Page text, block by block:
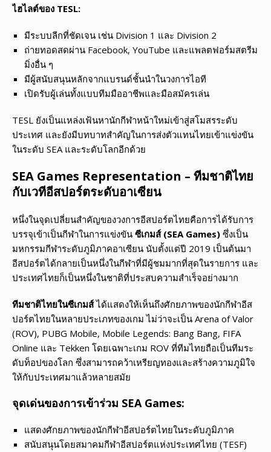
ไฮไลต์ของ TESL:
มีระบบลีกที่ชัดเจน เช่น Division 1 และ Division 2
ถ่ายทอดสดผ่าน Facebook, YouTube และแพลตฟอร์มสตรีม
มิ่งอื่น ๆ
มีผู้สนับสนุนหลักจากแบรนด์ชั้นนำในวงการไอที
เปิดรับผู้เล่นทั้งแบบทีมมืออาชีพและมือสมัครเล่น
TESL ยังเป็นแหล่งเฟ้นหานักกีฬาหน้าใหม่เข้าสู่สโมสรระดับ
ประเทศ และยังมีบทบาทสำคัญในการส่งตัวแทนไทยเข้าแข่งขัน
ในระดับ SEA และระดับโลกอีกด้วย
SEA Games Representation – ทีมชาติไทย
กับเวทีอีสปอร์ตระดับอาเซียน
หนึ่งในจุดเปลี่ยนสำคัญของวงการอีสปอร์ตไทยคือการได้รับการ
บรรจุเข้าเป็นกีฬาในการแข่งขัน ซีเกมส์ (SEA Games) ซึ่งเป็น
มหกรรมกีฬาระดับภูมิภาคอาเซียน นับตั้งแต่ปี 2019 เป็นต้นมา
อีสปอร์ตได้กลายเป็นหนึ่งในกีฬาที่มีผู้ชมมากที่สุดในรายการ และ
ประเทศไทยก็เป็นหนึ่งในชาติที่ประสบความสำเร็จอย่างมาก
ทีมชาติไทยในซีเกมส์ได้แสดงให้เห็นถึงศักยภาพของนักกีฬาอีส
ปอร์ตไทยในหลายประเภทของเกม ไม่ว่าจะเป็น Arena of Valor
(ROV), PUBG Mobile, Mobile Legends: Bang Bang, FIFA
Online และ Tekken โดยเฉพาะเกม ROV ที่ทีมไทยถือเป็นทีมระ
ดับท็อปของโลก ซึ่งสามารถคว้าเหรียญทองและสร้างความภูมิใจ
ให้กับประเทศมาแล้วหลายสมัย
จุดเด่นของการเข้าร่วม SEA Games:
แสดงศักยภาพของนักกีฬาอีสปอร์ตไทยในระดับภูมิภาค
สนับสนุนโดยสมาคมกีฬาอีสปอร์ตแห่งประเทศไทย (TESF)